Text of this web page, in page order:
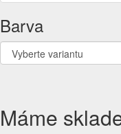
Barva
Máme